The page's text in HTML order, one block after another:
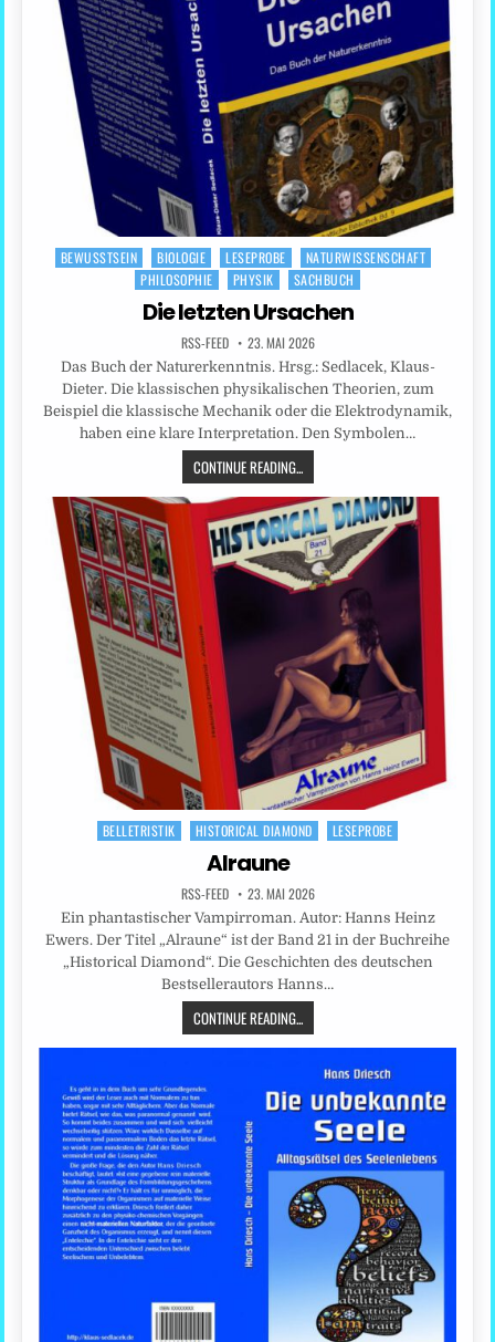
Posted
BEWUSSTSEIN BIOLOGIE LESEPROBE
NATURWISSENSCHAFT
PHILOSOPHIE
PHYSIK SACHBUCH
Die letzten Ursachen
RSS-FEED 23. MAI 2026
Das Buch der Naturerkenntnis. Hrsg.: Sedlacek, Klaus-
Dieter. Die klassischen physikalischen Theorien, zum
Beispiel die klassische Mechanik oder die Elektrodynamik,
haben eine klare Interpretation. Den Symbolen…
CONTINUE READING...
Posted
BELLETRISTIK HISTORICAL DIAMOND LESEPROBE
Alraune
RSS-FEED 23. MAI 2026
Ein phantastischer Vampirroman. Autor: Hanns Heinz
Ewers. Der Titel „Alraune“ ist der Band 21 in der Buchreihe
„Historical Diamond“. Die Geschichten des deutschen
Bestsellerautors Hanns…
CONTINUE READING...